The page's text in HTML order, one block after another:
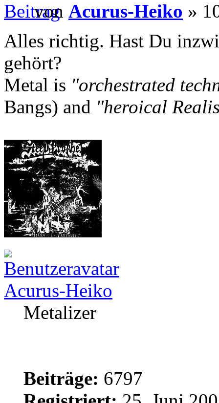
von Acurus-Heiko »
Alles richtig. Hast Du
gehört?
Metal is "orchestrated
Bangs) and "heroical
Acurus-Heiko
Metalizer
Beiträge: 6797